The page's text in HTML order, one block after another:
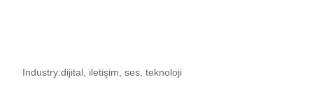
Industry:dijital iletişim ses teknoloji